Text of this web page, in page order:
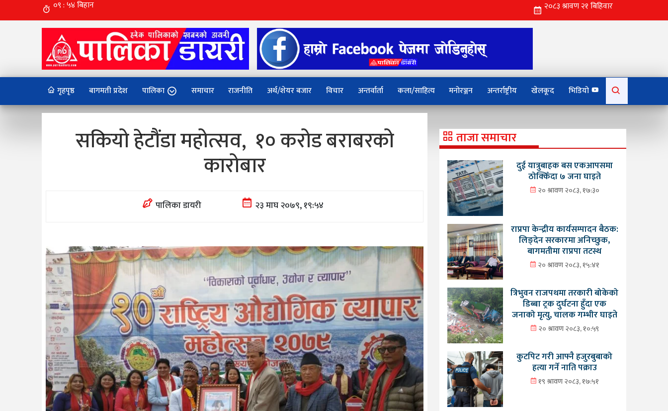
गृहपृष्ठ बागमती प्रदेश पालिका समाचार राजनीति अर्थ/शेयर बजार विचार अन्तर्वार्ता कला/साहित्य मनोरञ्जन अन्तर्राष्ट्रीय खेलकूद भिडियो
for:
सकियो हेटौंडा महोत्सव, १० करोड बराबरको
कारोबार
पालिका डायरी २३ माघ २०७९, १९:५४
ताजा समाचार
दुई यात्रुबाहक बस एकआपसमा
ठोक्किँदा ७ जना घाइते
२० श्रावण २०८३, १७:३०
राप्रपा केन्द्रीय कार्यसम्पादन बैठक:
लिङ्देन सरकारमा अनिच्छुक,
बागमतीमा राप्रपा तटस्थ
२० श्रावण २०८३, १५:४१
त्रिभुवन राजपथमा तरकारी बोकेको
डिब्बा ट्रक दुर्घटना हुँदा एक
जनाको मृत्यु, चालक गम्भीर घाइते
२० श्रावण २०८३, १०:५९
कुटपिट गरी आफ्नै हजुरबुबाको
हत्या गर्ने नाति पक्राउ
१९ श्रावण २०८३, १७:५१